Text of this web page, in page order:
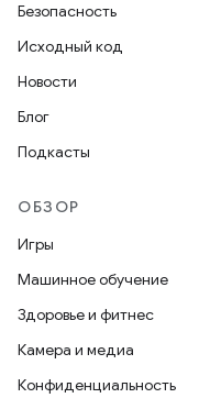
Безопасность
Исходный код
Новости
Блог
Подкасты
ОБЗОР
Игры
Машинное обучение
Здоровье и фитнес
Камера и медиа
Конфиденциальность